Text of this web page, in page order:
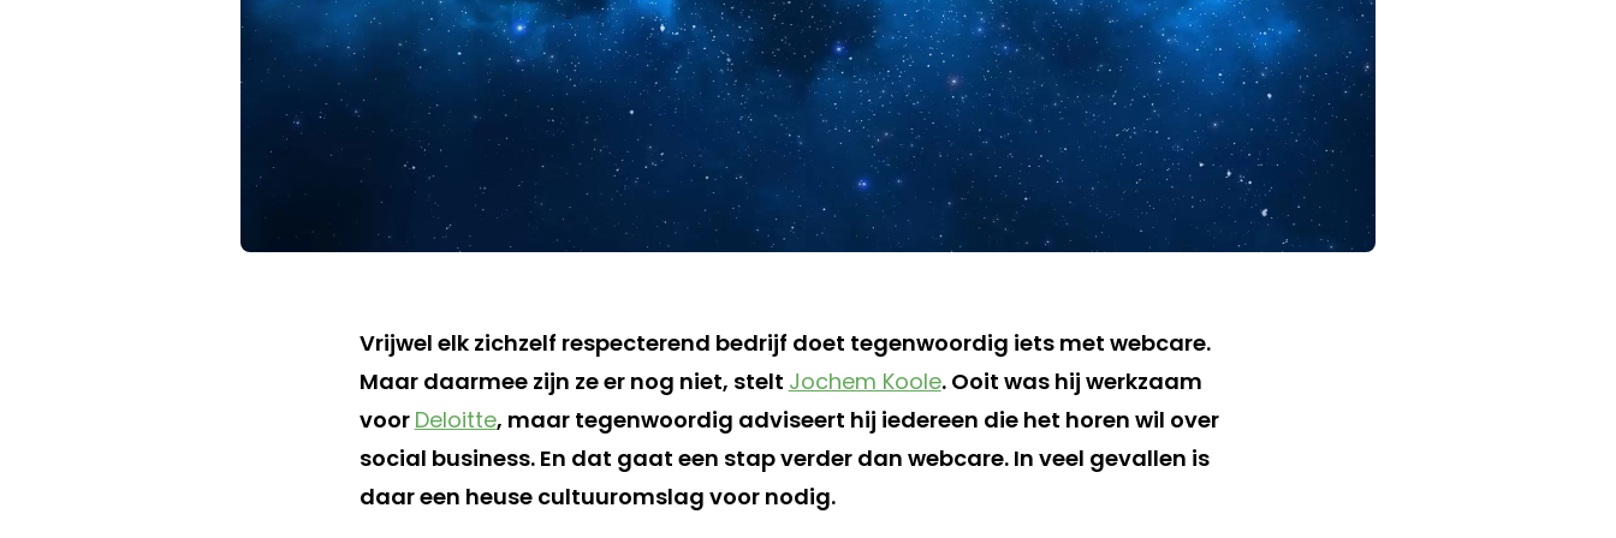
Vrijwel elk zichzelf respecterend bedrijf doet tegenwoordig iets met webcare.
Maar daarmee zijn ze er nog niet, stelt Jochem Koole. Ooit was hij werkzaam
voor Deloitte, maar tegenwoordig adviseert hij iedereen die het horen wil over
social business. En dat gaat een stap verder dan webcare. In veel gevallen is
daar een heuse cultuuromslag voor nodig.